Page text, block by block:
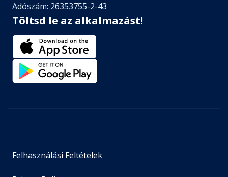
Adószám: 26353755-2-43
Töltsd le az alkalmazást!
Felhasználási Feltételek